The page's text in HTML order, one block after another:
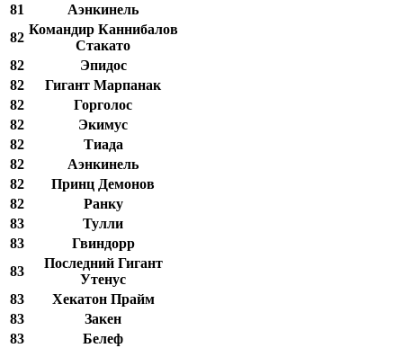
81
Аэнкинель
82
Командир Каннибалов
Стакато
82
Эпидос
82
Гигант Марпанак
82
Горголос
82
Экимус
82
Тиада
82
Аэнкинель
82
Принц Демонов
82
Ранку
83
Тулли
83
Гвиндорр
83
Последний Гигант
Утенус
83
Хекатон Прайм
83
Закен
83
Белеф